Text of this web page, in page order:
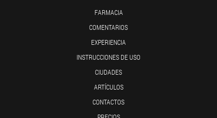
FARMACIA
COMENTARIOS
EXPERIENCIA
INSTRUCCIONES DE USO
CIUDADES
ARTÍCULOS
CONTACTOS